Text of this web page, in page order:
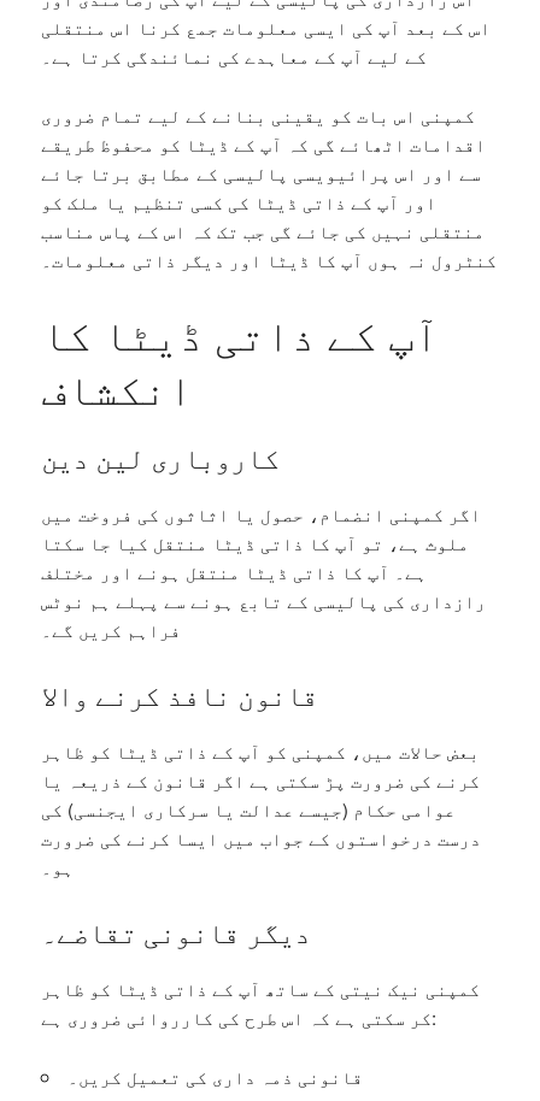
اس کے بعد آپ کی ایسی معلومات جمع کرنا اس منتقلی
کے لیے آپ کے معاہدے کی نمائندگی کرتا ہے۔
کمپنی اس بات کو یقینی بنانے کے لیے تمام ضروری
اقدامات اٹھائے گی کہ آپ کے ڈیٹا کو محفوظ طریقے
سے اور اس پرائیویسی پالیسی کے مطابق برتا جائے
اور آپ کے ذاتی ڈیٹا کی کسی تنظیم یا ملک کو
منتقلی نہیں کی جائے گی جب تک کہ اس کے پاس مناسب
کنٹرول نہ ہوں آپ کا ڈیٹا اور دیگر ذاتی معلومات۔
آپ کے ذاتی ڈیٹا کا
انکشاف
کاروباری لین دین
اگر کمپنی انضمام، حصول یا اثاثوں کی فروخت میں
ملوث ہے، تو آپ کا ذاتی ڈیٹا منتقل کیا جا سکتا
ہے۔ آپ کا ذاتی ڈیٹا منتقل ہونے اور مختلف
رازداری کی پالیسی کے تابع ہونے سے پہلے ہم نوٹس
فراہم کریں گے۔
قانون نافذ کرنے والا
بعض حالات میں، کمپنی کو آپ کے ذاتی ڈیٹا کو ظاہر
کرنے کی ضرورت پڑ سکتی ہے اگر قانون کے ذریعہ یا
عوامی حکام (جیسے عدالت یا سرکاری ایجنسی) کی
درست درخواستوں کے جواب میں ایسا کرنے کی ضرورت
ہو۔
دیگر قانونی تقاضے۔
کمپنی نیک نیتی کے ساتھ آپ کے ذاتی ڈیٹا کو ظاہر
کر سکتی ہے کہ اس طرح کی کارروائی ضروری ہے:
قانونی ذمہ داری کی تعمیل کریں۔